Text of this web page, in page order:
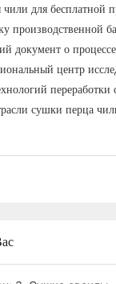
чили для бесплатной
производственной
документ о
центр
переработки
сушки перца